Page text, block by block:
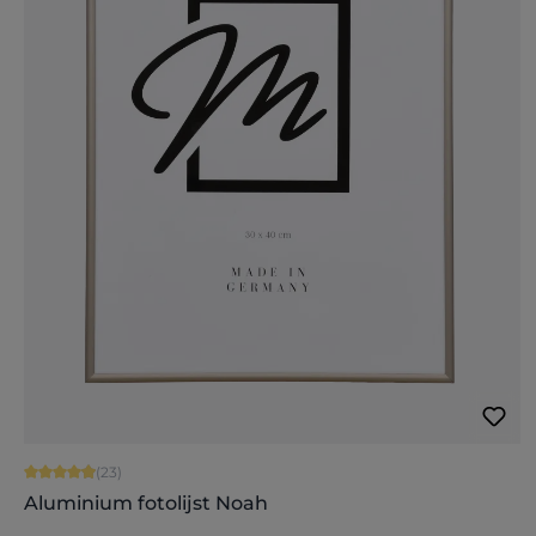
Gemiddelde waardering van 4.91 van 5 sterren
(23)
Aluminium fotolijst Noah